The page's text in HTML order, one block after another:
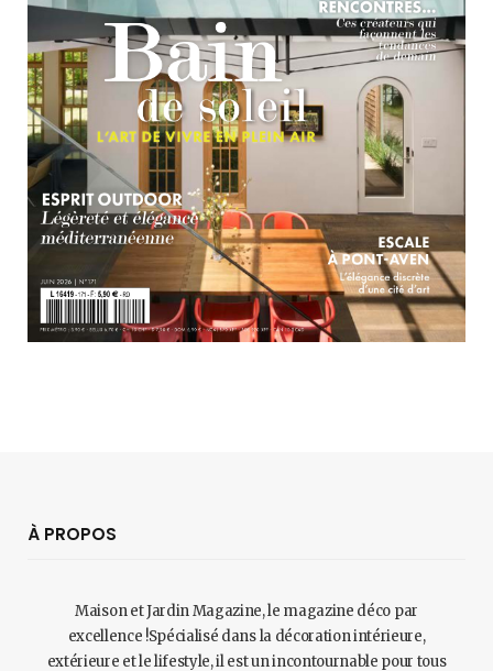
À PROPOS
Maison et Jardin Magazine, le magazine déco par
excellence !Spécialisé dans la décoration intérieure,
extérieure et le lifestyle, il est un incontournable pour tous